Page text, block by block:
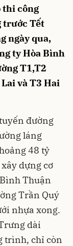
thi công
trước Tết
ngày qua,
ty Hòa Bình
T1,T2
và T3 Hai
đường
láng
48 tỷ
dựng cơ
Thuận
Trần Quý
nhựa xong.
dài
trình, chỉ còn